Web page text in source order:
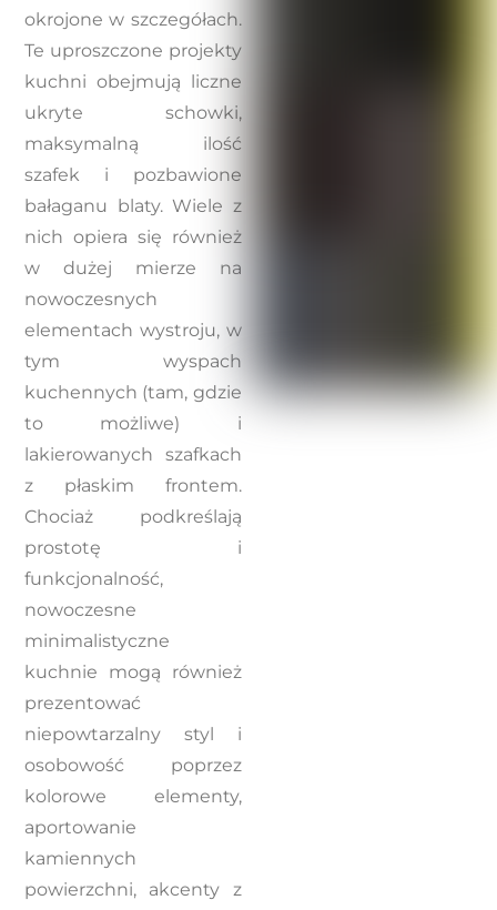
okrojone w szczegółach.
Te uproszczone projekty
kuchni obejmują liczne
ukryte schowki,
maksymalną ilość
szafek i pozbawione
bałaganu blaty. Wiele z
nich opiera się również
w dużej mierze na
nowoczesnych
elementach wystroju, w
tym wyspach
kuchennych (tam, gdzie
to możliwe) i
lakierowanych szafkach
z płaskim frontem.
Chociaż podkreślają
prostotę i
funkcjonalność,
nowoczesne
minimalistyczne
kuchnie mogą również
prezentować
niepowtarzalny styl i
osobowość poprzez
kolorowe elementy,
aportowanie
kamiennych
powierzchni, akcenty z